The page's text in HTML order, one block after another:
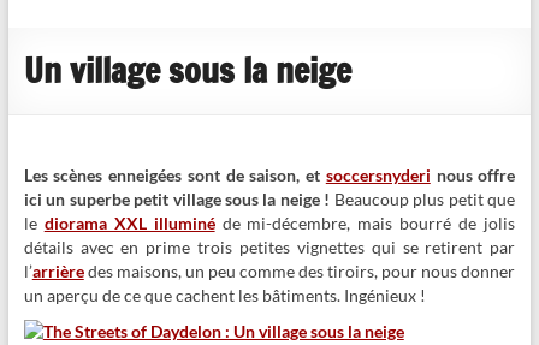
reviews
Un village sous la neige
Les scènes enneigées sont de saison, et soccersnyderi nous offre
ici un superbe petit village sous la neige ! Beaucoup plus petit que
le diorama XXL illuminéde mi-décembre, mais bourré de jolis
détails avec en prime trois petites vignettes qui se retirent par
l’arrièredes maisons, un peu comme des tiroirs, pour nous donner
un aperçu de ce que cachent les bâtiments. Ingénieux !